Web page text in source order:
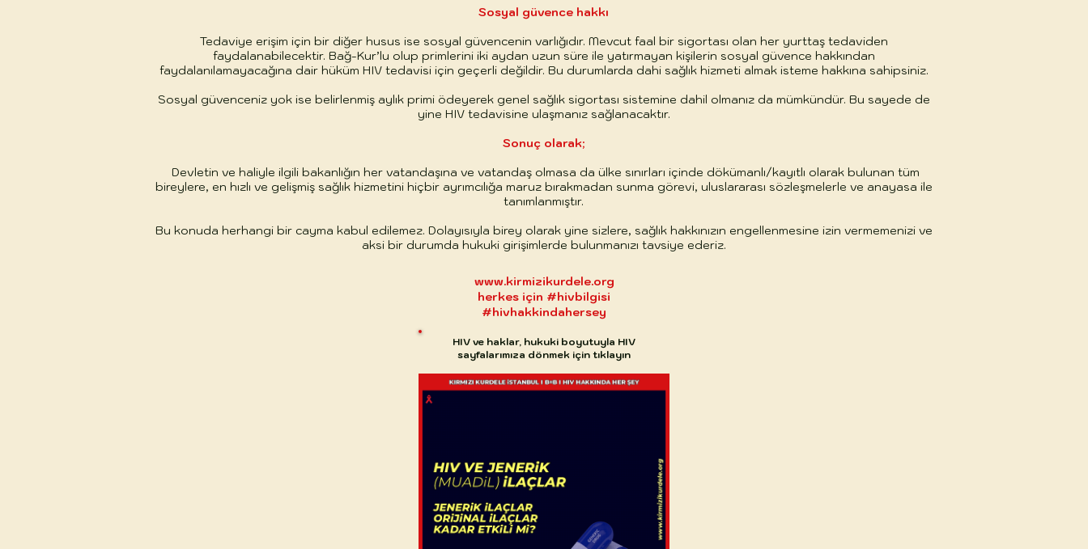
Sosyal güvence hakkı
Tedaviye erişim için bir diğer husus ise sosyal güvencenin varlığıdır. Mevcut faal bir sigortası olan her yurttaş tedaviden
faydalanabilecektir. Bağ-Kur’lu olup primlerini iki aydan uzun süre ile yatırmayan kişilerin sosyal güvence hakkından
faydalanılamayacağına dair hüküm HIV tedavisi için geçerli değildir. Bu durumlarda dahi sağlık hizmeti almak isteme hakkına sahipsiniz.
Sosyal güvenceniz yok ise belirlenmiş aylık primi ödeyerek genel sağlık sigortası sistemine dahil olmanız da mümkündür. Bu sayede de
yine HIV tedavisine ulaşmanız sağlanacaktır.
Sonuç olarak;
Devletin ve haliyle ilgili bakanlığın her vatandaşına ve vatandaş olmasa da ülke sınırları içinde dökümanlı/kayıtlı olarak bulunan tüm
bireylere, en hızlı ve gelişmiş sağlık hizmetini hiçbir ayrımcılığa maruz bırakmadan sunma görevi, uluslararası sözleşmelerle ve anayasa ile
tanımlanmıştır.
Bu konuda herhangi bir cayma kabul edilemez. Dolayısıyla birey olarak yine sizlere, sağlık hakkınızın engellenmesine izin vermemenizi ve
aksi bir durumda hukuki girişimlerde bulunmanızı tavsiye ederiz.
www.kirmizikurdele.org
herkes için #hivbilgisi
#hivhakkindahersey
HIV ve haklar, hukuki boyutuyla HIV
sayfalarımıza dönmek için tıklayın